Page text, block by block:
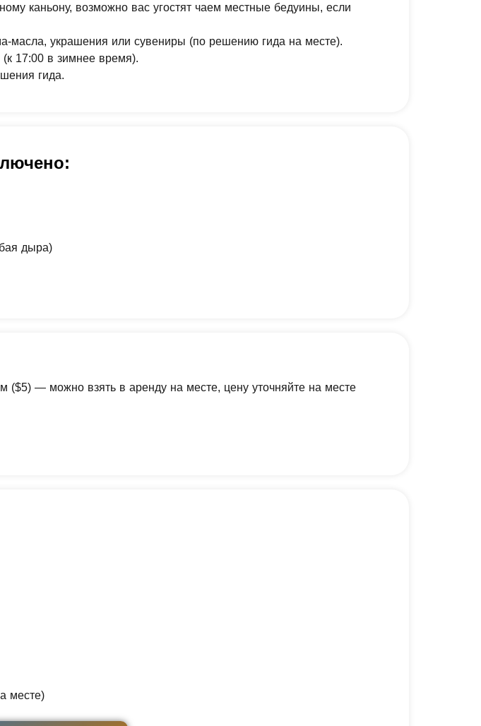
каньону, возможно вас угостят чаем местные бедуины, если
масла, украшения или сувениры (по решению гида на месте).
17:00 в зимнее время).
гида.
дыра)
($5) — можно взять в аренду на месте, цену уточняйте на месте
месте)